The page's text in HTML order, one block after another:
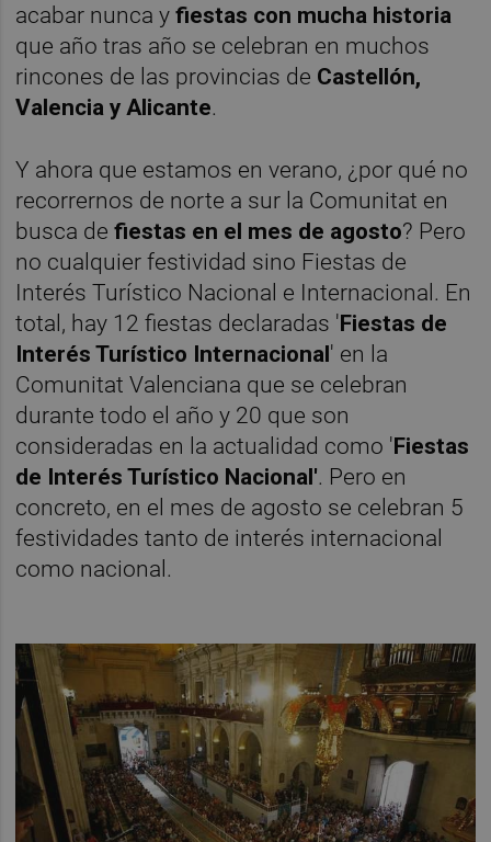
acabar nunca yfiestas con mucha historia
que año tras año se celebran en muchos
rincones de las provincias de Castellón,
Valencia y Alicante.
Y ahora que estamos en verano, ¿por qué no
recorrernos de norte a sur la Comunitat en
busca de fiestas en el mes de agosto? Pero
no cualquier festividad sino Fiestas de
Interés Turístico Nacional e Internacional. En
total, hay 12 fiestas declaradas 'Fiestas de
Interés Turístico Internacional' en la
Comunitat Valenciana que se celebran
durante todo el año y 20 que son
consideradas en la actualidad como 'Fiestas
de Interés Turístico Nacional'. Pero en
concreto, en el mes de agosto se celebran 5
festividades tanto de interés internacional
como nacional.